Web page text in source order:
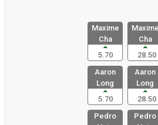
Maxime
Cha
5.70
Maxime
Cha
28.50
Aaron
Long
5.70
Aaron
Long
28.50
Pedro
Pedro